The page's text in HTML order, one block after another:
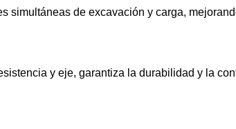
simultáneas de excavación y carga,
y eje, garantiza la durabilidad y la